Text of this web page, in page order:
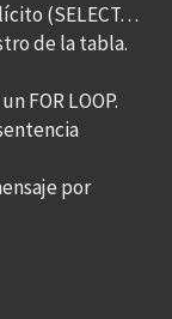
(SELECT…
de la tabla.
FOR LOOP.
por